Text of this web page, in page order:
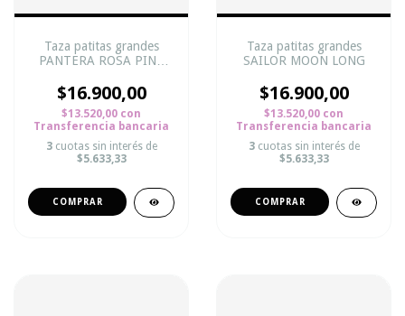
Taza patitas grandes
PANTERA ROSA PINK
$16.900,00
$13.520,00 con
Transferencia bancaria
3 cuotas sin interés de
$5.633,33
Taza patitas grandes
SAILOR MOON LONG
$16.900,00
$13.520,00 con
Transferencia bancaria
3 cuotas sin interés de
$5.633,33